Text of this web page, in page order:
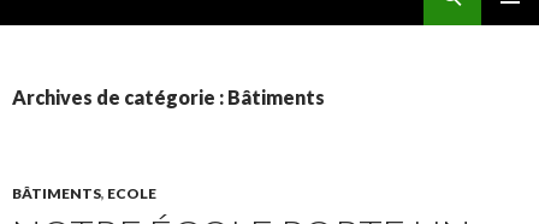
Archives de catégorie : Bâtiments
BÂTIMENTS, ECOLE